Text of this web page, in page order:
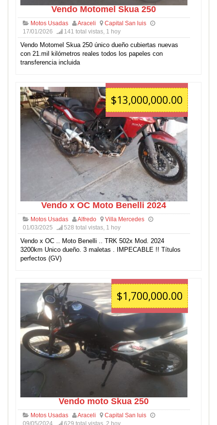
Vendo Motomel Skua 250
Motos Usadas Araceli
Capital San luis
17/01/2026
141 total vistas, 1 hoy
Vendo Motomel Skua 250 único dueño cubiertas nuevas
con 21.mil kilómetros reales todos los papeles con
transferencia incluida
$13,000,000.00
Vendo x OC Moto Benelli 2024
Motos Usadas Alfredo
Villa Mercedes
01/03/2025
528 total vistas, 1 hoy
Vendo x OC .. Moto Benelli .. TRK 502x Mod. 2024
3200km Unico dueño. 3 maletas . IMPECABLE !! Títulos
perfectos (GV)
$1,700,000.00
Vendo moto Skua 250
Motos Usadas Araceli
Capital San luis
09/05/2024
629 total vistas, 2 hoy